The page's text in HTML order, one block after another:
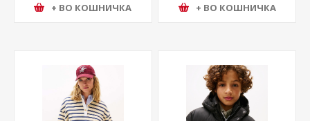
+ ВО КОШНИЧКА + ВО КОШНИЧКА